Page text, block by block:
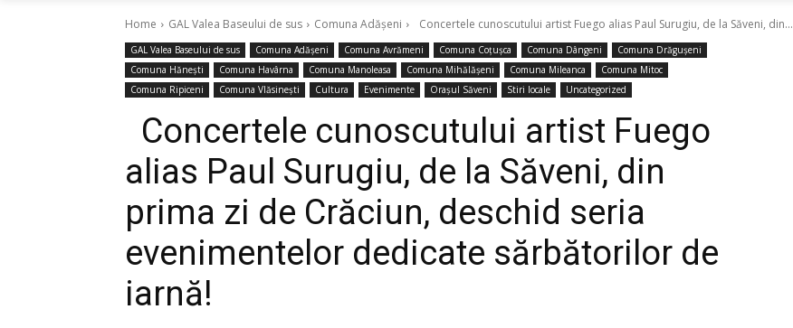
Home GAL Valea Baseului de sus Comuna Adășeni Concertele cunoscutului artist Fuego alias Paul Surugiu, de la Săveni, din...
GAL Valea Baseului de sus Comuna Adășeni Comuna Avrămeni Comuna Coțușca Comuna Dângeni
Comuna Drăgușeni
Comuna Hănești
Comuna Havârna Comuna Manoleasa Comuna Mihălășeni Comuna Mileanca
Comuna Mitoc
Comuna Ripiceni
Comuna Vlăsinești Cultura Evenimente Orașul Săveni Stiri locale Uncategorized
Concertele cunoscutului artist Fuego
alias Paul Surugiu, de la Săveni, din
prima zi de Crăciun, deschid seria
evenimentelor dedicate sărbătorilor de
iarnă!